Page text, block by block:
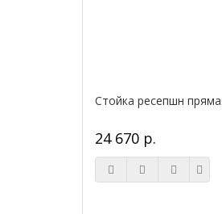
Стойка ресепшн
24 670 р.